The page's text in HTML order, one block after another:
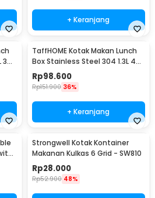
+ Keranjang
3
TaffHOME Kotak Makan Lunch
Box Stainless Steel 304 1.3L 4
Grid - U-4
Rp98.600
Rp151.900 36%
+ Keranjang
Strongwell Kotak Kontainer
Makanan Kulkas 6 Grid - SW810
Rp28.000
Rp52.900 48%